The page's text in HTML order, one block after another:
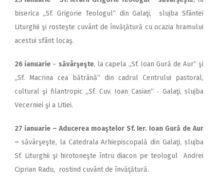
biserica ,,Sf. Grigorie Teologul“ din Galaţi, slujba Sfântei
Liturghii şi rosteşte cuvânt de învăţătură cu ocazia hramului
acestui sfânt locaş.
26 ianuarie – săvârşeşte, la capela ,,Sf. Ioan Gură de Aur“ şi
„Sf. Macrina cea bătrână“ din cadrul Centrului pastoral,
cultural şi filantropic „Sf. Cuv. Ioan Casian“ ‑ Galaţi, slujba
Vecerniei şi a Litiei.
27 ianuarie – Aducerea moaştelor Sf. Ier. Ioan Gură de Aur
– săvârşeşte, la Catedrala Arhie­pis­copală din Galaţi, slujba
Sf. Liturghii şi hirotoneşte întru diacon pe teologul Andrei
Ciprian Radu, rostind cuvânt de învăţătură.